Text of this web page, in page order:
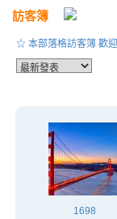
訪客簿
☆ 本部落格訪客簿 歡
1698